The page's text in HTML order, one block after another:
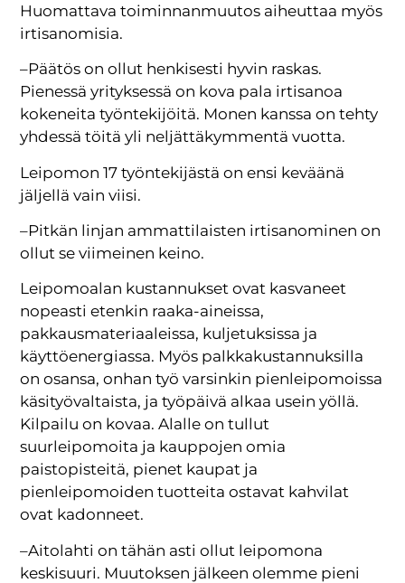
Huomattava toiminnanmuutos aiheuttaa myös
irtisanomisia.
–Päätös on ollut henkisesti hyvin raskas.
Pienessä yrityksessä on kova pala irtisanoa
kokeneita työntekijöitä. Monen kanssa on tehty
yhdessä töitä yli neljättäkymmentä vuotta.
Leipomon 17 työntekijästä on ensi keväänä
jäljellä vain viisi.
–Pitkän linjan ammattilaisten irtisanominen on
ollut se viimeinen keino.
Leipomoalan kustannukset ovat kasvaneet
nopeasti etenkin raaka-aineissa,
pakkausmateriaaleissa, kuljetuksissa ja
käyttöenergiassa. Myös palkkakustannuksilla
on osansa, onhan työ varsinkin pienleipomoissa
käsityövaltaista, ja työpäivä alkaa usein yöllä.
Kilpailu on kovaa. Alalle on tullut
suurleipomoita ja kauppojen omia
paistopisteitä, pienet kaupat ja
pienleipomoiden tuotteita ostavat kahvilat
ovat kadonneet.
–Aitolahti on tähän asti ollut leipomona
keskisuuri. Muutoksen jälkeen olemme pieni